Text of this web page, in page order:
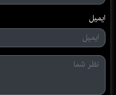
ایمیل